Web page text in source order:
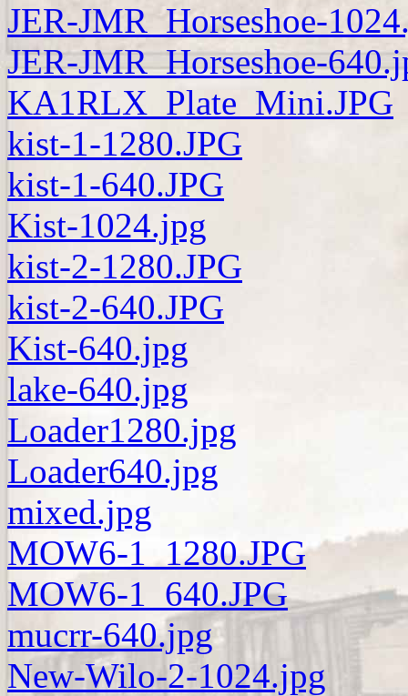
JER-JMR_Horseshoe-
JER-JMR_Horseshoe-
KA1RLX_Plate_Mini.JPG
kist-1-1280.JPG
kist-1-640.JPG
Kist-1024.jpg
kist-2-1280.JPG
kist-2-640.JPG
Kist-640.jpg
lake-640.jpg
Loader1280.jpg
Loader640.jpg
mixed.jpg
MOW6-1_1280.JPG
MOW6-1_640.JPG
mucrr-640.jpg
New-Wilo-2-1024.jpg